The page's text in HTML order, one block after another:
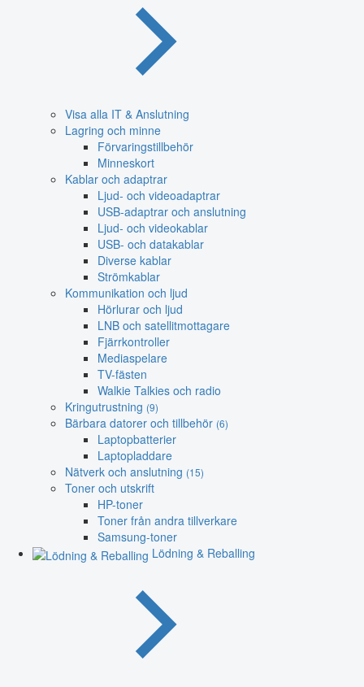
Visa alla IT & Anslutning
Lagring och minne
Förvaringstillbehör
Minneskort
Kablar och adaptrar
Ljud- och videoadaptrar
USB-adaptrar och anslutning
Ljud- och videokablar
USB- och datakablar
Diverse kablar
Strömkablar
Kommunikation och ljud
Hörlurar och ljud
LNB och satellitmottagare
Fjärrkontroller
Mediaspelare
TV-fästen
Walkie Talkies och radio
Kringutrustning (9)
Bärbara datorer och tillbehör (6)
Laptopbatterier
Laptopladdare
Nätverk och anslutning (15)
Toner och utskrift
HP-toner
Toner från andra tillverkare
Samsung-toner
Lödning & Reballing